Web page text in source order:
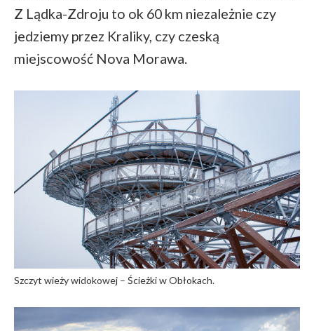
Z Lądka-Zdroju to ok 60 km niezależnie czy
jedziemy przez Kraliky, czy czeską
miejscowość Nova Morawa.
Szczyt wieży widokowej – Ścieżki w Obłokach.